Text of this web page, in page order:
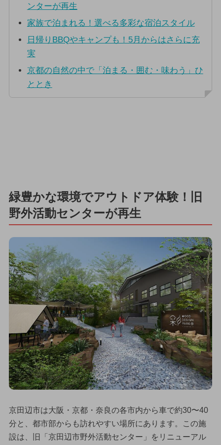
ンターが再生
家族で泊まれる！選べる多彩な宿泊スタイル
日帰りBBQやキャンプも！5月からはさらに充
実
京都の自然の中で「泊まる・囲む・味わう」ひ
ととき
緑豊かな環境でアウトドア体験！旧
野外活動センターが再生
京田辺市は大阪・京都・奈良の各市内から車で約30〜40
分と、都市部からも訪れやすい場所にあります。この施
設は、旧「京田辺市野外活動センター」をリニューアル